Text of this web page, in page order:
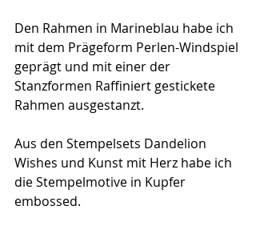
Den Rahmen in Marineblau habe ich
mit dem Prägeform Perlen-Windspiel
geprägt und mit einer der
Stanzformen Raffiniert gestickete
Rahmen ausgestanzt.
Aus den Stempelsets Dandelion
Wishes und Kunst mit Herz habe ich
die Stempelmotive in Kupfer
embossed.